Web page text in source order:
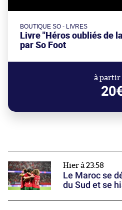
BOUTIQUE SO - LIVRES
Livre "Héros oubliés de
par So Foot
à partir
Hier à 23:58
Le Maroc se
du Sud et se